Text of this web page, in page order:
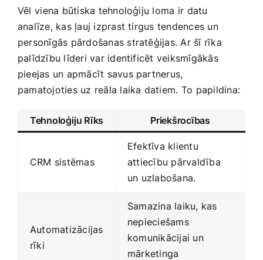
Vēl ⁢viena‌ būtiska tehnoloģiju loma ir⁤ datu
analīze, kas ļauj izprast tirgus tendences un
personīgās pārdošanas stratēģijas. Ar šī rīka
palīdzību līderi var identificēt ‍veiksmīgākās
pieejas un​ apmācīt savus partnerus,
pamatojoties uz reāla laika datiem. To⁤ papildina:
Tehnoloģiju Rīks Priekšrocības
CRM sistēmas
Efektīva klientu
attiecību pārvaldība
un uzlabošana.
Automatizācijas
rīki
Samazina laiku, kas
nepieciešams
komunikācijai un
mārketinga